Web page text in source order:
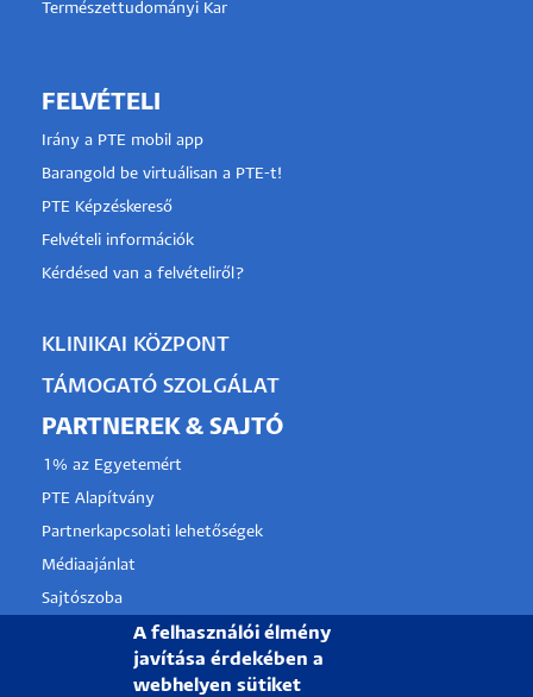
Természettudományi Kar
FELVÉTELI
Irány a PTE mobil app
Barangold be virtuálisan a PTE-t!
PTE Képzéskereső
Felvételi információk
Kérdésed van a felvételiről?
KLINIKAI KÖZPONT
TÁMOGATÓ SZOLGÁLAT
PARTNEREK & SAJTÓ
1% az Egyetemért
PTE Alapítvány
Partnerkapcsolati lehetőségek
Médiaajánlat
Sajtószoba
Pályázati projektekA felhasználói élmény
javítása érdekében a
webhelyen sütiket